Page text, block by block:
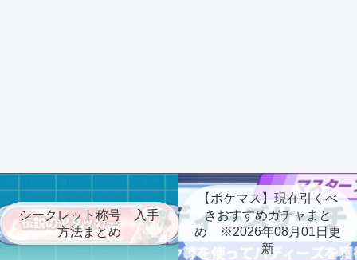
シークレット称号 入手
方法まとめ
【ポケマス】現在引くべ
きおすすめガチャまと
め ※2026年08月01日更
新